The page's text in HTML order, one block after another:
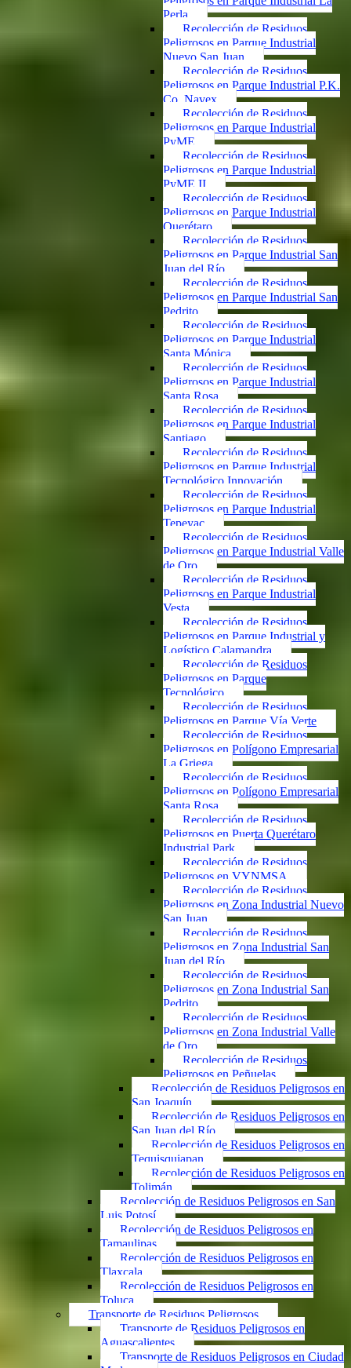
Perla
Recolección de Residuos
Peligrosos en Parque Industrial
Nuevo San Juan
Recolección de Residuos
Peligrosos en Parque Industrial P.K.
Co. Navex
Recolección de Residuos
Peligrosos en Parque Industrial
PyME
Recolección de Residuos
Peligrosos en Parque Industrial
PyME II
Recolección de Residuos
Peligrosos en Parque Industrial
Querétaro
Recolección de Residuos
Peligrosos en Parque Industrial San
Juan del Río
Recolección de Residuos
Peligrosos en Parque Industrial San
Pedrito
Recolección de Residuos
Peligrosos en Parque Industrial
Santa Mónica
Recolección de Residuos
Peligrosos en Parque Industrial
Santa Rosa
Recolección de Residuos
Peligrosos en Parque Industrial
Santiago
Recolección de Residuos
Peligrosos en Parque Industrial
Tecnológico Innovación
Recolección de Residuos
Peligrosos en Parque Industrial
Tepeyac
Recolección de Residuos
Peligrosos en Parque Industrial Valle
de Oro
Recolección de Residuos
Peligrosos en Parque Industrial
Vesta
Recolección de Residuos
Peligrosos en Parque Industrial y
Logístico Calamandra
Recolección de Residuos
Peligrosos en Parque
Tecnológico
Recolección de Residuos
Peligrosos en Parque Vía Verte
Recolección de Residuos
Peligrosos en Polígono Empresarial
La Griega
Recolección de Residuos
Peligrosos en Polígono Empresarial
Santa Rosa
Recolección de Residuos
Peligrosos en Puerta Querétaro
Industrial Park
Recolección de Residuos
Peligrosos en VYNMSA
Recolección de Residuos
Peligrosos en Zona Industrial Nuevo
San Juan
Recolección de Residuos
Peligrosos en Zona Industrial San
Juan del Río
Recolección de Residuos
Peligrosos en Zona Industrial San
Pedrito
Recolección de Residuos
Peligrosos en Zona Industrial Valle
de Oro
Recolección de Residuos
Peligrosos en Peñuelas
Recolección de Residuos Peligrosos en
San Joaquín
Recolección de Residuos Peligrosos en
San Juan del Río
Recolección de Residuos Peligrosos en
Tequisquiapan
Recolección de Residuos Peligrosos en
Tolimán
Recolección de Residuos Peligrosos en San
Luis Potosí
Recolección de Residuos Peligrosos en
Tamaulipas
Recolección de Residuos Peligrosos en
Tlaxcala
Recolección de Residuos Peligrosos en
Toluca
Transporte de Residuos Peligrosos
Transporte de Residuos Peligrosos en
Aguascalientes
Transporte de Residuos Peligrosos en Ciudad